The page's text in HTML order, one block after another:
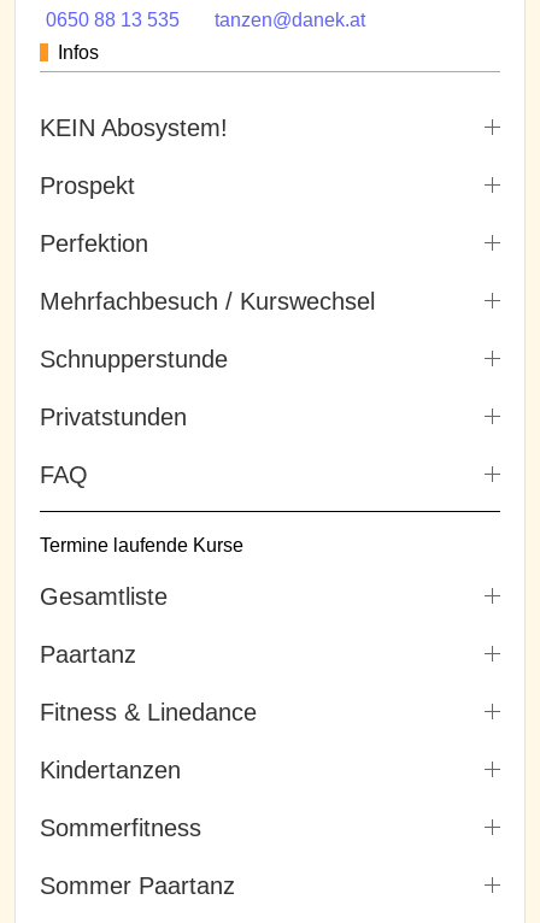
0650 88 13 535
tanzen@danek.at
Infos
KEIN Abosystem!
Prospekt
Perfektion
Mehrfachbesuch / Kurswechsel
Schnupperstunde
Privatstunden
FAQ
Termine laufende Kurse
Gesamtliste
Paartanz
Fitness & Linedance
Kindertanzen
Sommerfitness
Sommer Paartanz